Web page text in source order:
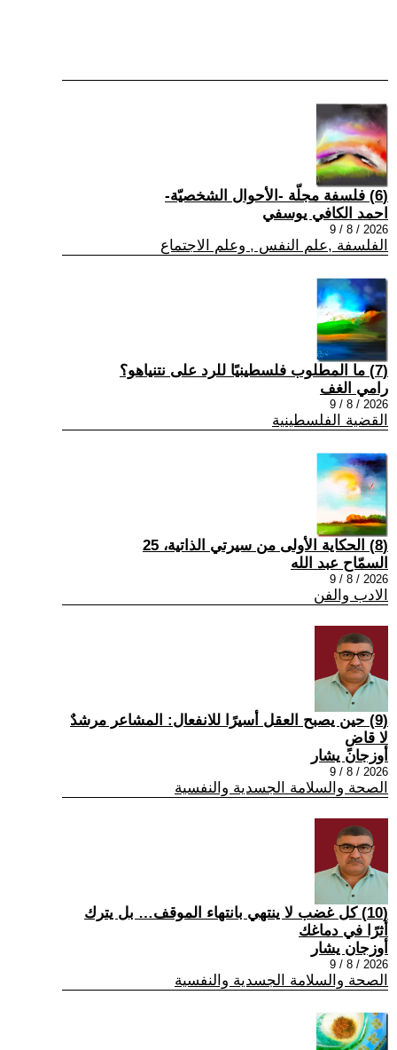
(6) فلسفة مجلّة -الأحوال الشخصيّة-
احمد الكافي يوسفي
2026 / 8 / 9
الفلسفة ,علم النفس , وعلم الاجتماع
(7) ما المطلوب فلسطينيًا للرد على نتنياهو؟
رامي الغف
2026 / 8 / 9
القضية الفلسطينية
(8) الحكاية الأولى من سيرتي الذاتية، 25
السمّاح عبد الله
2026 / 8 / 9
الادب والفن
(9) حين يصبح العقل أسيرًا للانفعال: المشاعر مرشدٌ
لا قاضٍ
أوزجان يشار
2026 / 8 / 9
الصحة والسلامة الجسدية والنفسية
(10) كل غضب لا ينتهي بانتهاء الموقف… بل يترك
أثرًا في دماغك
أوزجان يشار
2026 / 8 / 9
الصحة والسلامة الجسدية والنفسية